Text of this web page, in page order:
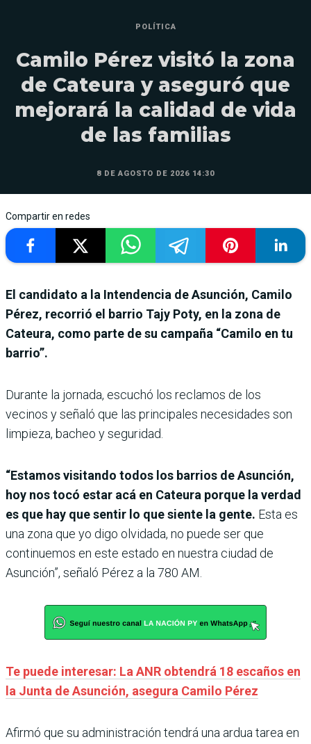
POLÍTICA
Camilo Pérez visitó la zona
de Cateura y aseguró que
mejorará la calidad de vida
de las familias
8 DE AGOSTO DE 2026 14:30
Compartir en redes
El candidato a la Intendencia de Asunción, Camilo
Pérez, recorrió el barrio Tajy Poty, en la zona de
Cateura, como parte de su campaña “Camilo en tu
barrio”.
Durante la jornada, escuchó los reclamos de los
vecinos y señaló que las principales necesidades son
limpieza, bacheo y seguridad.
“Estamos visitando todos los barrios de Asunción,
hoy nos tocó estar acá en Cateura porque la verdad
es que hay que sentir lo que siente la gente. Esta es
una zona que yo digo olvidada, no puede ser que
continuemos en este estado en nuestra ciudad de
Asunción”, señaló Pérez a la 780 AM.
Te puede interesar: La ANR obtendrá 18 escaños en
la Junta de Asunción, asegura Camilo Pérez
Afirmó que su administración tendrá una ardua tarea en